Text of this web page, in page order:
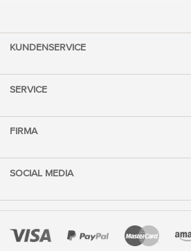
KUNDENSERVICE
SERVICE
FIRMA
SOCIAL MEDIA